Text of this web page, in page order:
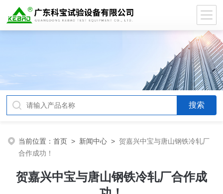
当前位置：首页 > 新闻中心 >贺嘉兴中宝与唐山钢铁冷轧厂
合作成功！
贺嘉兴中宝与唐山钢铁冷轧厂合作成